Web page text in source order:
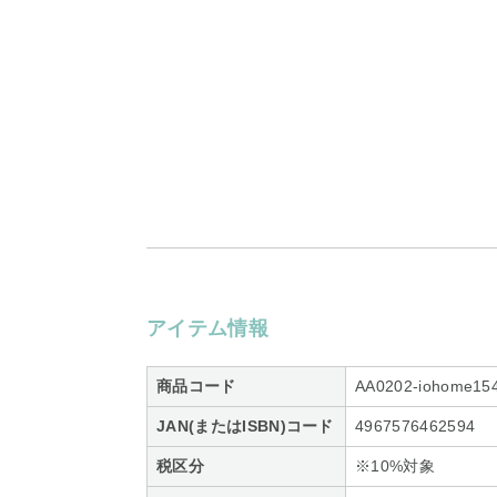
アイテム情報
商品コード AA0202-
JAN(またはISBN)コード 4967576462594
税区分 ※10%対象